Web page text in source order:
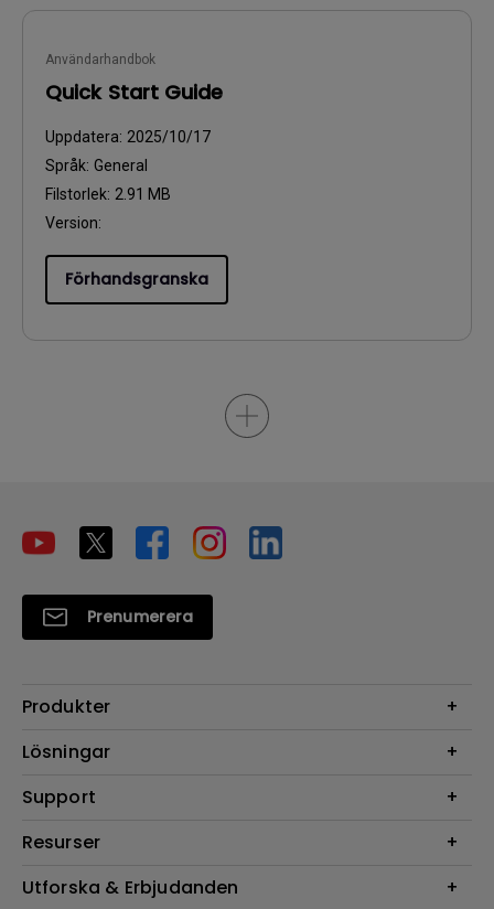
Användarhandbok
Quick Start Guide
Uppdatera: 2025/10/17
Språk: General
Filstorlek: 2.91 MB
Version:
Förhandsgranska
Prenumerera
Produkter
Projektorer
Belysning
Högtalare
Lösningar
Digital Display
Support
Support
Hämta Sök
Resurser
Projektor Kalkylator
Utforska & Erbjudanden